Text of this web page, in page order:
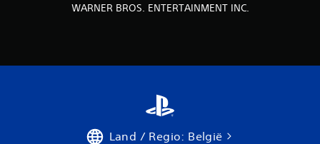
WARNER BROS. ENTERTAINMENT INC.
Land / Regio: België